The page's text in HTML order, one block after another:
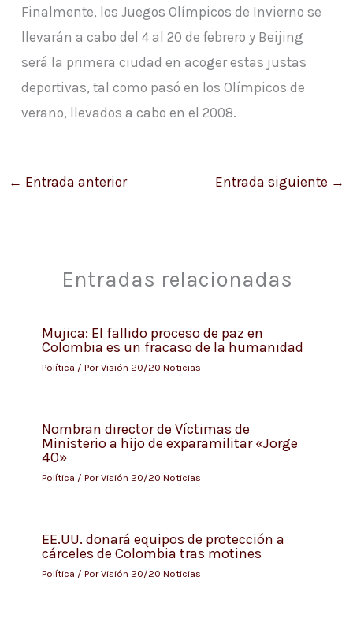
Finalmente, los Juegos Olímpicos de Invierno se
llevarán a cabo del 4 al 20 de febrero y Beijing
será la primera ciudad en acoger estas justas
deportivas, tal como pasó en los Olímpicos de
verano, llevados a cabo en el 2008.
← Entrada anterior Entrada siguiente →
Entradas relacionadas
Mujica: El fallido proceso de paz en
Colombia es un fracaso de la humanidad
Política / PorVisión 20/20 Noticias
Nombran director de Víctimas de
Ministerio a hijo de exparamilitar «Jorge
40»
Política / PorVisión 20/20 Noticias
EE.UU. donará equipos de protección a
cárceles de Colombia tras motines
Política / PorVisión 20/20 Noticias